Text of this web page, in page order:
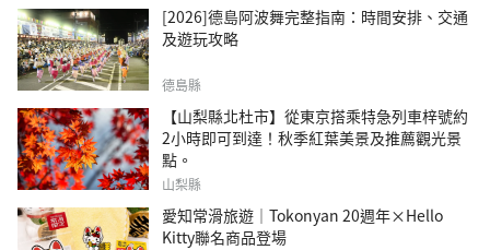
[2026]德島阿波舞完整指南：時間安排、交通
及遊玩攻略
德島縣
【山梨縣北杜市】從東京搭乘特急列車梓號約
2小時即可到達！秋季紅葉美景及推薦觀光景
點。
山梨縣
愛知常滑旅遊｜Tokonyan 20週年×Hello
Kitty聯名商品登場